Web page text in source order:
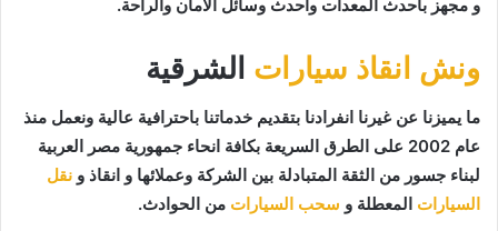
و مجهز بأحدث المعدات وأحدث وسائل الأمان والراحة.
ونش انقاذ سيارات الشرقية
ما يميزنا عن غيرنا انفرادنا بتقديم خدماتنا باحترافية عالية ونعمل منذ
عام 2002 على الطرق السريعة بكافة انحاء جمهورية مصر العربية
لبناء جسور من الثقة المتبادلة بين الشركة وعملائها و انقاذ و نقل
السيارات المعطلة و سحب السيارات من الحوادث.